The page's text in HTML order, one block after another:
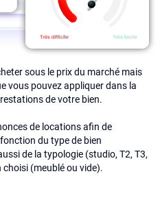
sous le prix du marché mais
vous pouvez appliquer dans la
de votre bien.
de locations afin de
du type de bien
de la typologie (studio, T2, T3,
(meublé ou vide).